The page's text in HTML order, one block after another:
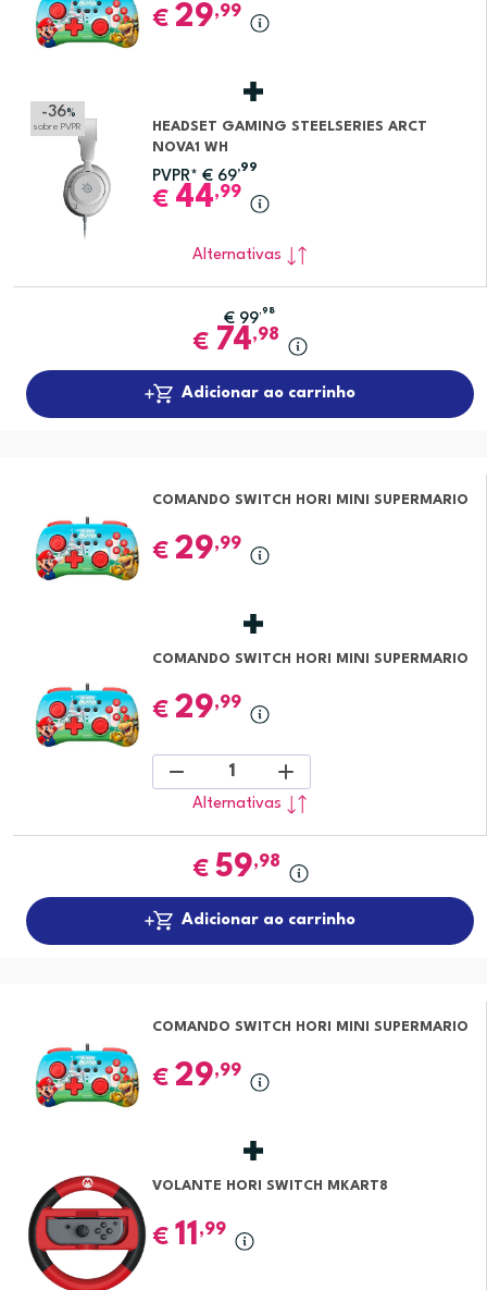
€ 29,99
-36%
sobre PVPR
HEADSET GAMING STEELSERIES ARCT
NOVA1 WH
PVPR* € 69
,99
€ 44,99
Alternativas
€ 99,98
€ 74,98
Adicionar ao carrinho
COMANDO SWITCH HORI MINI SUPERMARIO
€ 29,99
COMANDO SWITCH HORI MINI SUPERMARIO
€ 29,99
1
Alternativas
€ 59,98
Adicionar ao carrinho
COMANDO SWITCH HORI MINI SUPERMARIO
€ 29,99
VOLANTE HORI SWITCH MKART8
€ 11 ,99